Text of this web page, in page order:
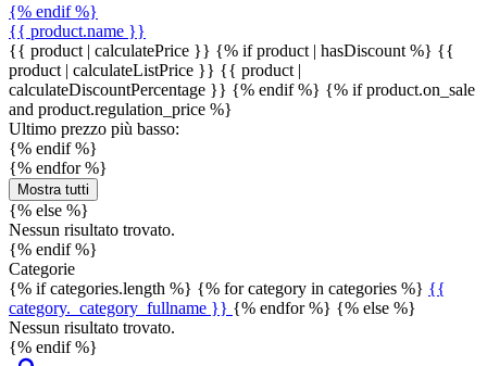
{% endif %}
{{ product.name }}
{{ product | calculatePrice }} {% if product | hasDiscount %} {{
product | calculateListPrice }} {{ product |
calculateDiscountPercentage }} {% endif %} {% if product.on_sale
and product.regulation_price %}
Ultimo prezzo più basso:
{% endif %}
{% endfor %}
Mostra tutti
{% else %}
Nessun risultato trovato.
{% endif %}
Categorie
{% if categories.length %} {% for category in categories %} {{
category._category_fullname }} {% endfor %} {% else %}
Nessun risultato trovato.
{% endif %}